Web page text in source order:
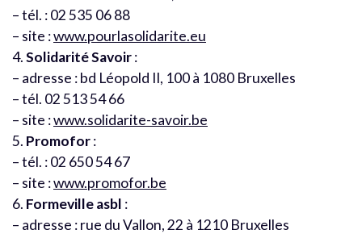
– tél. : 02 535 06 88
– site :www.pourlasolidarite.eu
4.Solidarité Savoir:
– adresse : bd Léopold II, 100 à 1080 Bruxelles
– tél. 02 513 54 66
– site :www.solidarite-savoir.be
5. Promofor:
– tél. : 02 650 54 67
– site :www.promofor.be
6. Formeville asbl :
– adresse : rue du Vallon, 22 à 1210 Bruxelles